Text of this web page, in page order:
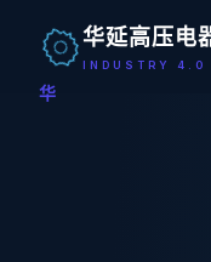
华
华延高压电
INDUSTRY 4.0